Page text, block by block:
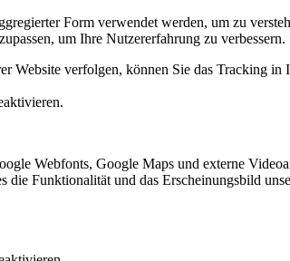
Form verwendet werden, um zu
um Ihre Nutzererfahrung zu verbessern.
Website verfolgen, können Sie das Tracking
Webfonts, Google Maps und externe
die Funktionalität und das Erscheinungsbild